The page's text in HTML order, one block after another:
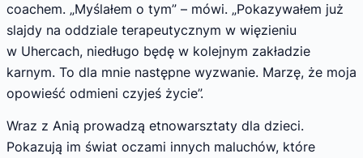
coachem. „Myślałem o tym” – mówi. „Pokazywałem już
slajdy na oddziale terapeutycznym w więzieniu
w Uhercach, niedługo będę w kolejnym zakładzie
karnym. To dla mnie następne wyzwanie. Marzę, że moja
opowieść odmieni czyjeś życie”.
Wraz z Anią prowadzą etnowarsztaty dla dzieci.
Pokazują im świat oczami innych maluchów, które